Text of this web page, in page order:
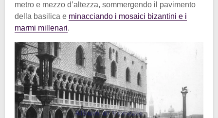
metro e mezzo d’altezza, sommergendo il pavimento
della basilica e minacciando i mosaici bizantini e i
marmi millenari.